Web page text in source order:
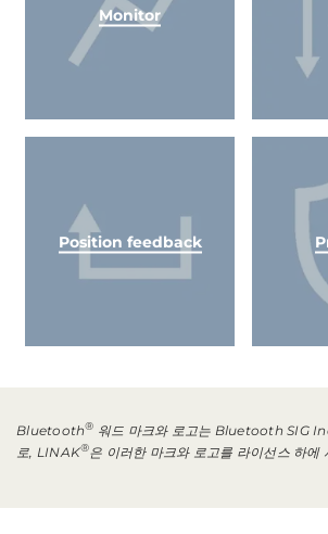
Monitor
Position feedback
Bluetooth® 워드 마크와 로고는 Bluetooth SIG
로, LINAK®은 이러한 마크와 로고를 라이선스 하에